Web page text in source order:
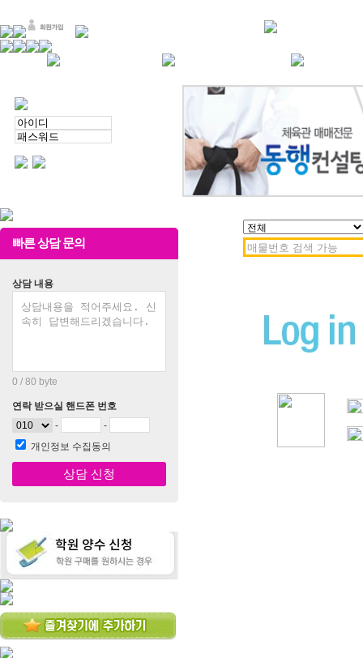
빠른 상담 문의
상담 내용
0 / 80 byte
연락 받으실 핸드폰 번호
-
-
개인정보 수집동의
상담 신청